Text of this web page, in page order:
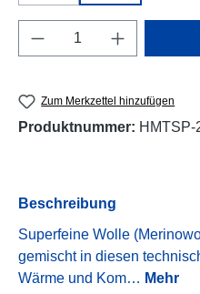
Produkt Anzahl:
Zum Merkzettel hinzufügen
Produktnummer: HMTSP-
Beschreibung
Superfeine Wolle
gemischt in diesen
Wärme und Kom… Mehr